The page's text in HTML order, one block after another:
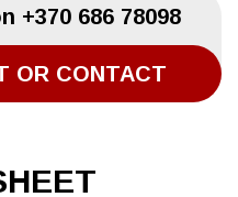
+370 686 78098
OR CONTACT